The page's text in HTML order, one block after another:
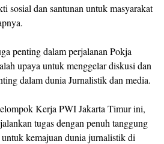
sosial dan santunan untuk masyarakat
penting dalam perjalanan Pokja
upaya untuk menggelar diskusi dan
dalam dunia Jurnalistik dan media.
Kerja PWI Jakarta Timur ini,
tugas dengan penuh tanggung
kemajuan dunia jurnalistik di